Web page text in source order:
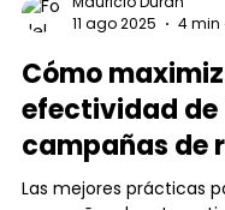
Mauricio Duran
11 ago 2025
4 min
Cómo
efectividad de